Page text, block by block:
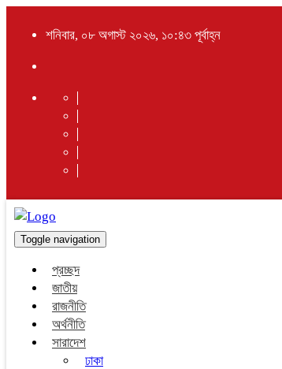
শনিবার, ০৮ অগাস্ট ২০২৬, ১০:৪৩ পূর্বাহ্ন
Toggle navigation
প্রচ্ছদ
জাতীয়
রাজনীতি
অর্থনীতি
সারাদেশ
ঢাকা